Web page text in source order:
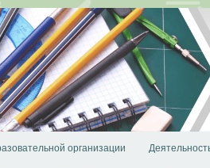
организации